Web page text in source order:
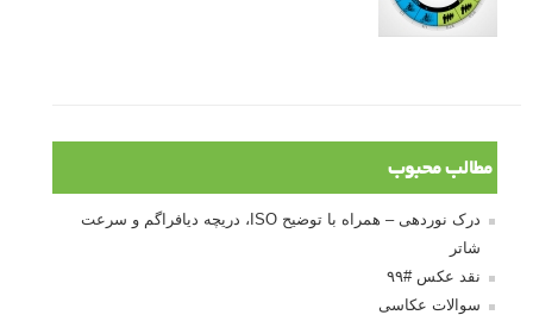
مطالب محبوب
درک نوردهی – همراه با توضیح ISO، دریچه دیافراگم و سرعت
شاتر
نقد عکس #۹۹
سوالات عکاسی